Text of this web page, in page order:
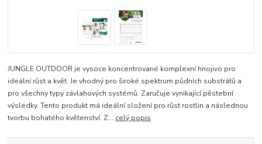
JUNGLE OUTDOOR je vysoce koncentrované komplexní hnojivo pro
ideální růst a květ. Je vhodný pro široké spektrum půdních substrátů a
pro všechny typy závlahových systémů. Zaručuje vynikající pěstební
výsledky. Tento produkt má ideální složení pro růst rostlin a následnou
tvorbu bohatého květenství. Z... celý popis